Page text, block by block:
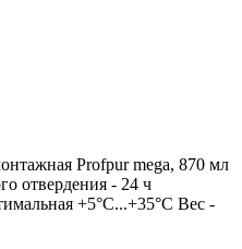
Profpur mega, 870 мл
отвердения - 24 ч
+5°С...+35°С Вес -